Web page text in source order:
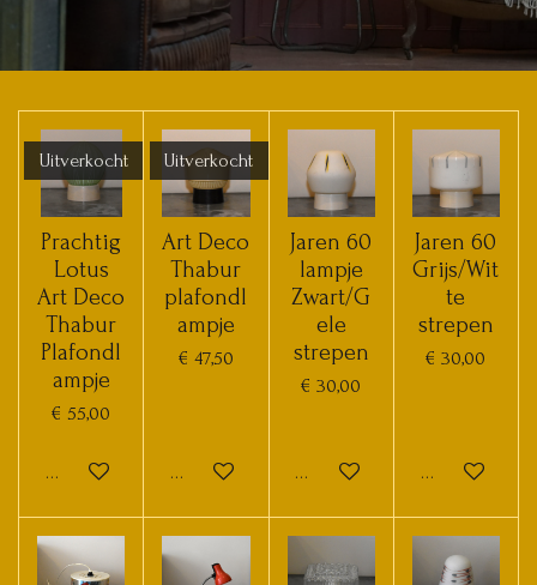
Uitverkocht
Prachtig
Lotus
Art Deco
Thabur
Plafondl
ampje
€ 55,00
Houd mij op de hoogte
Uitverkocht
Art Deco
Thabur
plafondl
ampje
€ 47,50
Houd mij op de hoogte
Jaren 60
lampje
Zwart/G
ele
strepen
€ 30,00
In winkelwagen
Jaren 60
Grijs/Wit
te
strepen
€ 30,00
In